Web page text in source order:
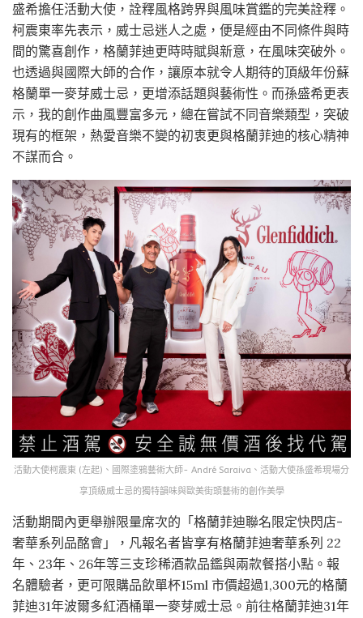
盛希擔任活動大使，詮釋風格跨界與風味賞鑑的完美詮釋。
柯震東率先表示，威士忌迷人之處，便是經由不同條件與時
間的驚喜創作，格蘭菲迪更時時賦與新意，在風味突破外。
也透過與國際大師的合作，讓原本就令人期待的頂級年份蘇
格蘭單一麥芽威士忌，更增添話題與藝術性。而孫盛希更表
示，我的創作曲風豐富多元，總在嘗試不同音樂類型，突破
現有的框架，熱愛音樂不變的初衷更與格蘭菲迪的核心精神
不謀而合。
活動大使柯震東 (左起)、國際塗鴉藝術大師- André Saraiva、活動大使孫盛希現場分
享頂級威士忌的獨特韻味與歐美街頭藝術的創作美學
活動期間內更舉辦限量席次的「格蘭菲迪聯名限定快閃店-
奢華系列品酩會」，凡報名者皆享有格蘭菲迪奢華系列 22
年、23年、26年等三支珍稀酒款品鑑與兩款餐搭小點。報
名體驗者，更可限購品飲單杯15ml 市價超過1,300元的格蘭
菲迪31年波爾多紅酒桶單一麥芽威士忌。前往格蘭菲迪31年